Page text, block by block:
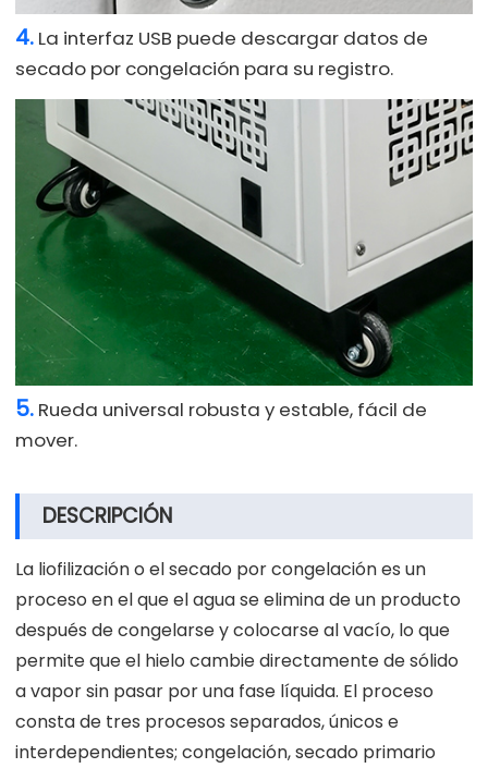
4. La interfaz USB puede descargar datos de
secado por congelación para su registro.
5. Rueda universal robusta y estable, fácil de
mover.
DESCRIPCIÓN
La liofilización o el secado por congelación es un
proceso en el que el agua se elimina de un producto
después de congelarse y colocarse al vacío, lo que
permite que el hielo cambie directamente de sólido
a vapor sin pasar por una fase líquida. El proceso
consta de tres procesos separados, únicos e
interdependientes; congelación, secado primario